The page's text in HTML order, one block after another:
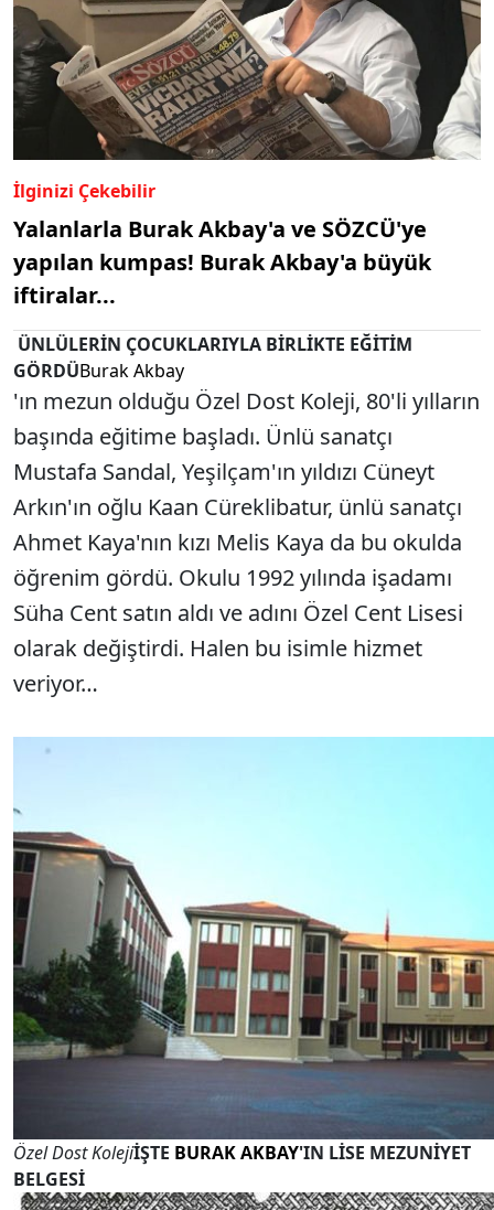
İlginizi Çekebilir
Yalanlarla Burak Akbay'a ve SÖZCÜ'ye
yapılan kumpas! Burak Akbay'a büyük
iftiralar...
ÜNLÜLERİN ÇOCUKLARIYLA BİRLİKTE EĞİTİM
GÖRDÜBurak Akbay
'ın mezun olduğu Özel Dost Koleji, 80'li yılların
başında eğitime başladı. Ünlü sanatçı
Mustafa Sandal, Yeşilçam'ın yıldızı Cüneyt
Arkın'ın oğlu Kaan Cüreklibatur, ünlü sanatçı
Ahmet Kaya'nın kızı Melis Kaya da bu okulda
öğrenim gördü. Okulu 1992 yılında işadamı
Süha Cent satın aldı ve adını Özel Cent Lisesi
olarak değiştirdi. Halen bu isimle hizmet
veriyor…
Özel Dost KolejiİŞTE BURAK AKBAY'IN LİSE MEZUNİYET
BELGESİ